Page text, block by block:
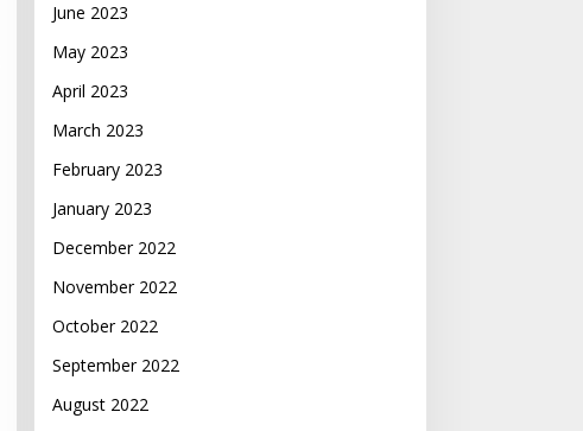
June 2023
May 2023
April 2023
March 2023
February 2023
January 2023
December 2022
November 2022
October 2022
September 2022
August 2022